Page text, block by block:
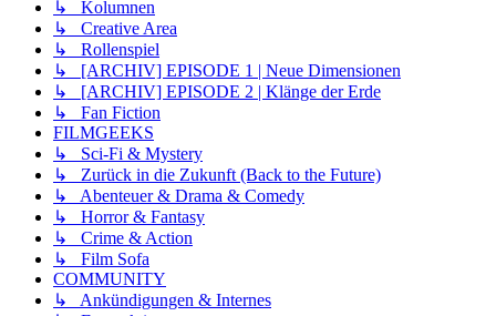
↳ Kolumnen
↳ Creative Area
↳ Rollenspiel
↳ [ARCHIV] EPISODE 1 | Neue Dimensionen
↳ [ARCHIV] EPISODE 2 | Klänge der Erde
↳ Fan Fiction
FILMGEEKS
↳ Sci-Fi & Mystery
↳ Zurück in die Zukunft (Back to the Future)
↳ Abenteuer & Drama & Comedy
↳ Horror & Fantasy
↳ Crime & Action
↳ Film Sofa
COMMUNITY
↳ Ankündigungen & Internes